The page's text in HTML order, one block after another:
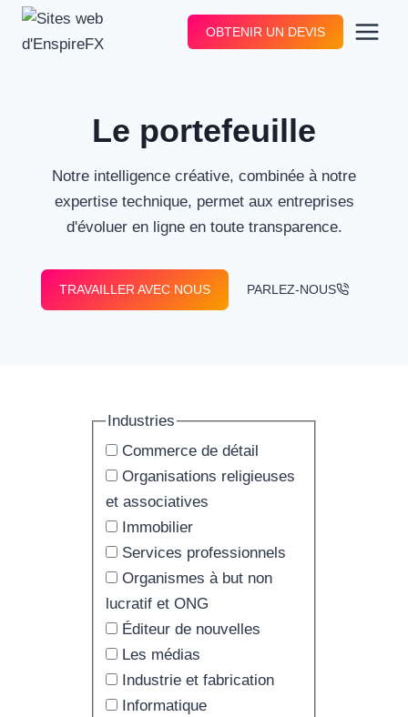
Aller
OBTENIR UN DEVIS
Le portefeuille
Notre intelligence créative, combinée à notre
expertise technique, permet aux entreprises
d'évoluer en ligne en toute transparence.
TRAVAILLER AVEC NOUS PARLEZ-NOUS
Industries
Commerce de détail
Organisations religieuses
et associatives
Immobilier
Services professionnels
Organismes à but non
lucratif et ONG
Éditeur de nouvelles
Les médias
Industrie et fabrication
Informatique